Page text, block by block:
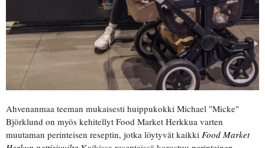
Ahvenanmaa teeman mukaisesti huippukokki Michael "Micke"
Björklund on myös kehitellyt Food Market Herkkua varten
muutaman perinteisen reseptin, jotka löytyvät kaikki Food Market